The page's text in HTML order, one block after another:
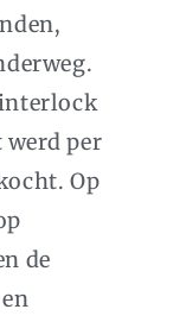
werd per
Op
de